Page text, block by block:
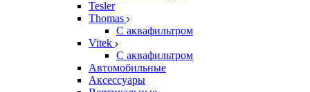
Tesler
Thomas
С аквафильтром
Vitek
С аквафильтром
Автомобильные
Аксессуары